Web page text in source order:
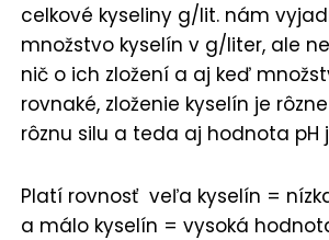
celkové kyseliny g/lit. nám
množstvo kyselín v g/liter, ale
nič o ich zložení a aj keď
rovnaké, zloženie kyselín je
rôznu silu a teda aj hodnota pH
Platí rovnosť veľa kyselín =
a málo kyselín = vysoká